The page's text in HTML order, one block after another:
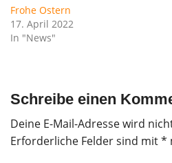
Frohe Ostern
17. April 2022
In "News"
Schreibe einen
Deine E-Mail-Adresse wird
Erforderliche Felder sind mit*